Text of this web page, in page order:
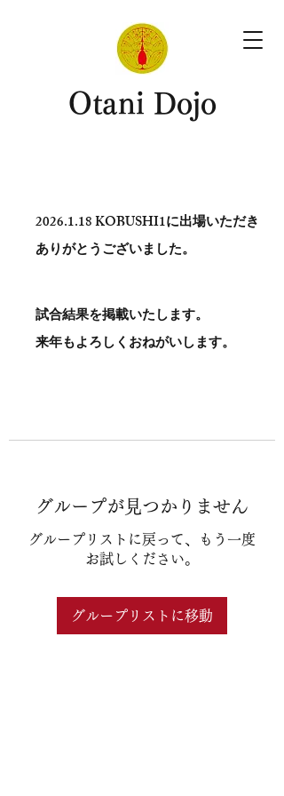
​Otani Dojo
2026.1.18KOBUSHI1に出場いただき
ありがとう​ございました。
試合結果を掲載いたします。
​来年もよろしくおねがいします。
グループが見つかりません
グループリストに戻って、もう一度
お試しください。
グループリストに移動